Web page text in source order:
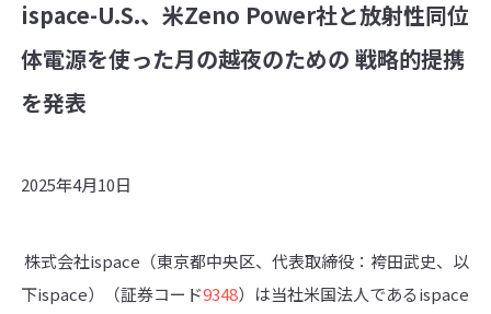
ispace-U.S.、米Zeno Power社と放射性同位
体電源を使った月の越夜のための 戦略的提携
を発表
2025年4月10日
株式会社ispace（東京都中央区、代表取締役：袴田武史、以
下ispace）（証券コード9348）は当社米国法人であるispace